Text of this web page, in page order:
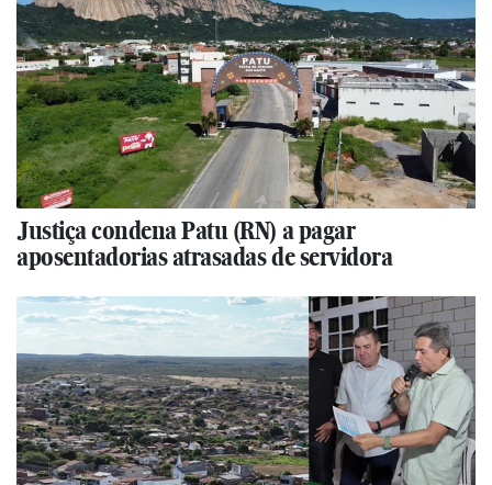
Justiça condena Patu (RN) a pagar
aposentadorias atrasadas de servidora